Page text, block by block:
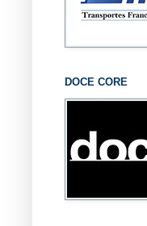
DOCE CORE